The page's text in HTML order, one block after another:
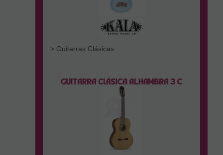
> Guitarras Clásicas